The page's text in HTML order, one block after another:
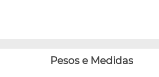
Pesos e Medidas